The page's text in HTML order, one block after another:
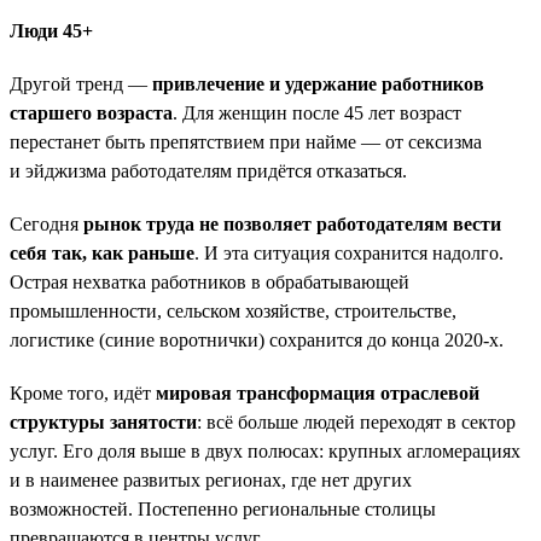
Люди 45+
Другой тренд — привлечение и удержание работников
старшего возраста. Для женщин после 45 лет возраст
перестанет быть препятствием при найме — от сексизма
и эйджизма работодателям придётся отказаться.
Сегодня рынок труда не позволяет работодателям вести
себя так, как раньше. И эта ситуация сохранится надолго.
Острая нехватка работников в обрабатывающей
промышленности, сельском хозяйстве, строительстве,
логистике (синие воротнички) сохранится до конца 2020-х.
Кроме того, идёт мировая трансформация отраслевой
структуры занятости: всё больше людей переходят в сектор
услуг. Его доля выше в двух полюсах: крупных агломерациях
и в наименее развитых регионах, где нет других
возможностей. Постепенно региональные столицы